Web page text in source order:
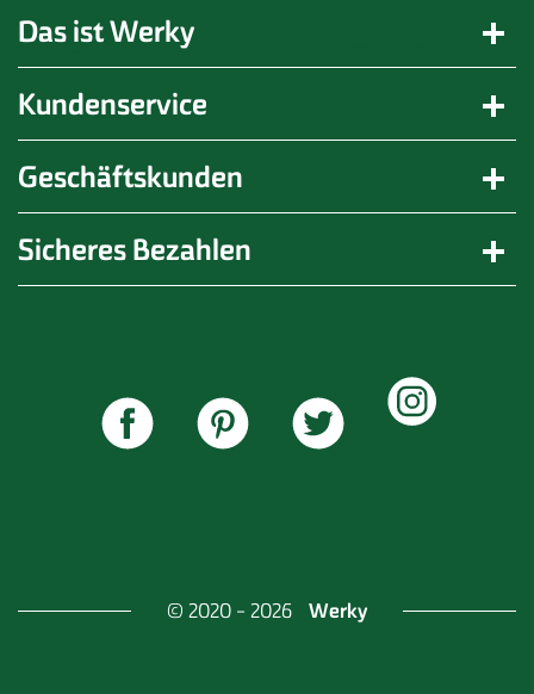
Das ist Werky
Kundenservice
Geschäftskunden
Sicheres Bezahlen
© 2020 - 2026 Werky